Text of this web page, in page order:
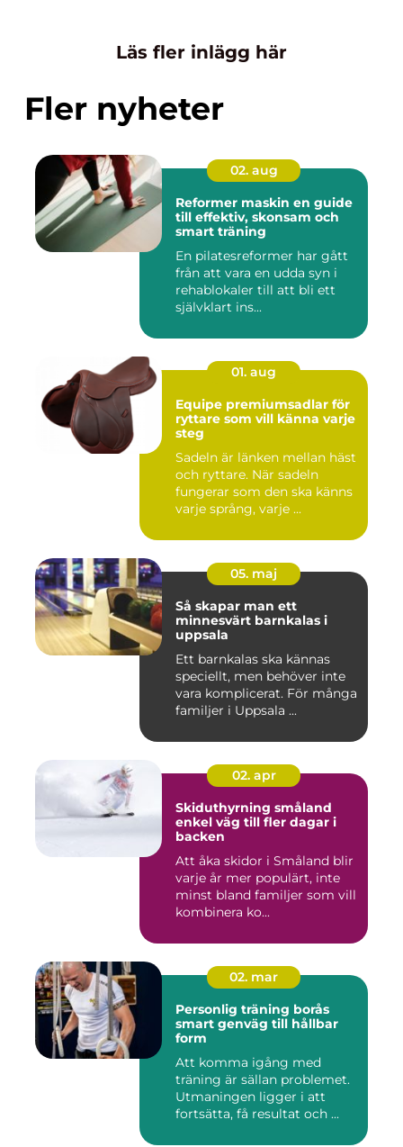
Läs fler inlägg här
Fler nyheter
02. aug
Reformer maskin en guide
till effektiv, skonsam och
smart träning
En pilatesreformer har gått
från att vara en udda syn i
rehablokaler till att bli ett
självklart ins...
01. aug
Equipe premiumsadlar för
ryttare som vill känna varje
steg
Sadeln är länken mellan häst
och ryttare. När sadeln
fungerar som den ska känns
varje språng, varje ...
05. maj
Så skapar man ett
minnesvärt barnkalas i
uppsala
Ett barnkalas ska kännas
speciellt, men behöver inte
vara komplicerat. För många
familjer i Uppsala ...
02. apr
Skiduthyrning småland
enkel väg till fler dagar i
backen
Att åka skidor i Småland blir
varje år mer populärt, inte
minst bland familjer som vill
kombinera ko...
02. mar
Personlig träning borås
smart genväg till hållbar
form
Att komma igång med
träning är sällan problemet.
Utmaningen ligger i att
fortsätta, få resultat och ...